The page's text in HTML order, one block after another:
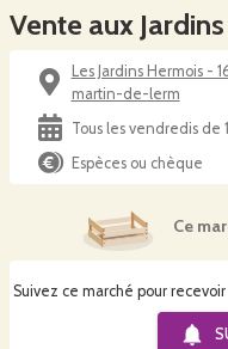
Vente aux
Les Jardins Hermois -
martin-de-lerm
Tous les vendredis de
Espèces ou chèque
Suivez ce marché pour
Ce